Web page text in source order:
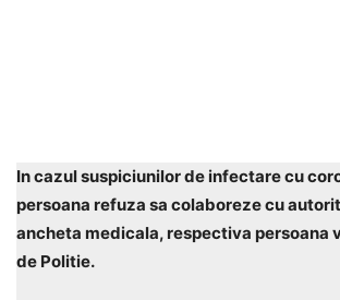
In cazul suspiciunilor de infectare cu
persoana refuza sa colaboreze cu
ancheta medicala, respectiva persoana
de Politie.